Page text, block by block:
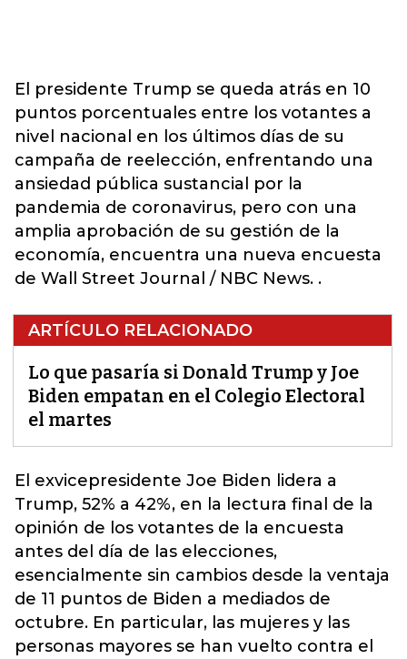
El presidente Trump se queda atrás en 10
puntos porcentuales entre los votantes a
nivel nacional en los últimos días de su
campaña de reelección, enfrentando una
ansiedad pública sustancial por la
pandemia de coronavirus, pero con una
amplia aprobación de su gestión de la
economía, encuentra una nueva encuesta
de Wall Street Journal / NBC News. .
ARTÍCULO RELACIONADO
Lo que pasaría si Donald Trump y Joe
Biden empatan en el Colegio Electoral
el martes
El exvicepresidente Joe Biden lidera a
Trump, 52% a 42%, en la lectura final de la
opinión de los votantes de la encuesta
antes del día de las elecciones,
esencialmente sin cambios desde la ventaja
de 11 puntos de Biden a mediados de
octubre. En particular, las mujeres y las
personas mayores se han vuelto contra el